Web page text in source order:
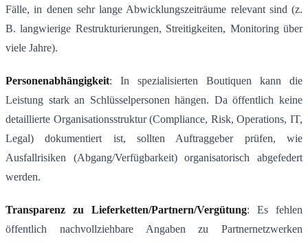
Fälle, in denen sehr lange Abwicklungszeiträume relevant sind (z.
B. langwierige Restrukturierungen, Streitigkeiten, Monitoring über
viele Jahre).
Personenabhängigkeit: In spezialisierten Boutiquen kann die
Leistung stark an Schlüsselpersonen hängen. Da öffentlich keine
detaillierte Organisationsstruktur (Compliance, Risk, Operations, IT,
Legal) dokumentiert ist, sollten Auftraggeber prüfen, wie
Ausfallrisiken (Abgang/Verfügbarkeit) organisatorisch abgefedert
werden.
Transparenz zu Lieferketten/Partnern/Vergütung: Es fehlen
öffentlich nachvollziehbare Angaben zu Partnernetzwerken